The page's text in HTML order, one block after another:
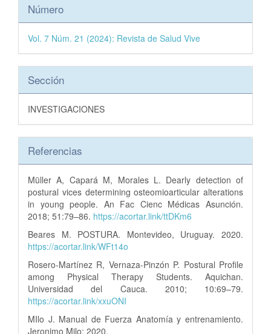
Número
Vol. 7 Núm. 21 (2024): Revista de Salud Vive
Sección
INVESTIGACIONES
Referencias
Müller A, Capará M, Morales L. Dearly detection of
postural vices determining osteomioarticular alterations
in young people. An Fac Cienc Médicas Asunción.
2018; 51:79–86. https://acortar.link/ttDKm6
Beares M. POSTURA. Montevideo, Uruguay. 2020.
https://acortar.link/WFt14o
Rosero-Martínez R, Vernaza-Pinzón P. Postural Profile
among Physical Therapy Students. Aquichan.
Universidad del Cauca. 2010; 10:69–79.
https://acortar.link/xxuONI
MIlo J. Manual de Fuerza Anatomía y entrenamiento.
Jeronimo Milo; 2020.